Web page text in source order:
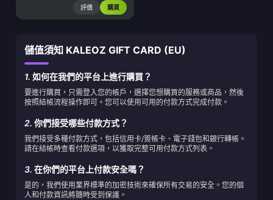
評價 購買
儲值須知 KALEOZ GIFT CARD (EU)
1. 如何在我們的平台上進行購買？
要進行購買，只需登入您的帳戶，選擇您想購買的服務或商品，然後
按照結帳流程操作即可。您可以使用可用的付款方式完成付款。
2. 你們接受哪些付款方式？
我們接受多種付款方式，包括信用卡/簽帳卡、電子錢包和銀行轉帳。
請在結帳時查看付款選項，以獲取完整可用付款方式列表。
3. 在你們的平台上付款安全嗎？
是的，我們使用業界標準的加密技術來確保所有交易的安全。您的個
人和付款資訊將隨時受到保護。